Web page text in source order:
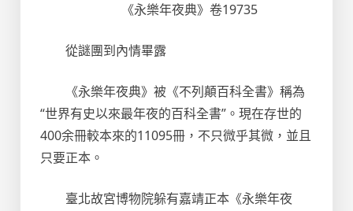
《永樂年夜典》卷19735
從謎團到內情畢露
《永樂年夜典》被《不列顛百科全書》稱為
“世界有史以來最年夜的百科全書”。現在存世的
400余冊較本來的11095冊，不只微乎其微，並且
只要正本。
臺北故宮博物院躲有嘉靖正本《永樂年夜